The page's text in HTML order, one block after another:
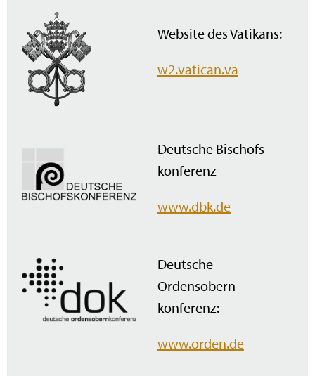
Website des Vatikans:
w2.vatican.va
Deutsche Bischofs­
konferenz
www.dbk.de
Deutsche
Ordensobern­
konferenz:
www.orden.de